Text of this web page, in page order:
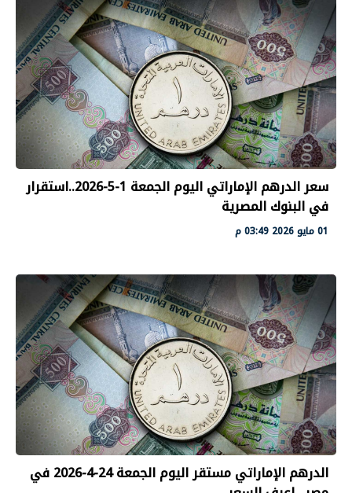
سعر الدرهم الإماراتي اليوم الجمعة 1-5-2026..استقرار
في البنوك المصرية
01 مايو 2026 03:49 م
الدرهم الإماراتي مستقر اليوم الجمعة 24-4-2026 في